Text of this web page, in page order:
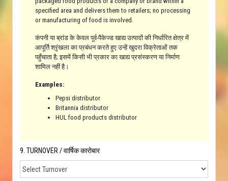
specified area and delivers them to retailers; no processing
or manufacturing of food is involved.
कंपनी या ब्रांड के केवल पूर्व-पैकेज्ड खाद्य उत्पादों की निर्धारित क्षेत्र में
आपूर्ति श्रृंखला का प्रबंधन करते हुए उन्हें खुदरा विक्रेताओं तक
पहुँचाता है; इसमें किसी भी प्रकार का खाद्य प्रसंस्करण या निर्माण
शामिल नहीं है।
Examples:
Pepsi distributor
Britannia distributor
HUL food products distributor
9. TURNOVER / वार्षिक कारोबार